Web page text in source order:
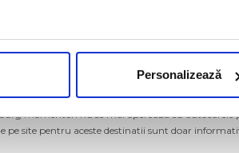
Personalizează
momentan nu se mai operează cu
pe site pentru aceste destinatii sunt doar